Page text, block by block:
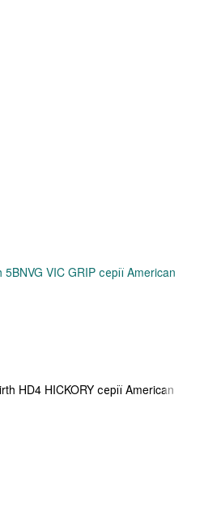
VIC GRIP серії American